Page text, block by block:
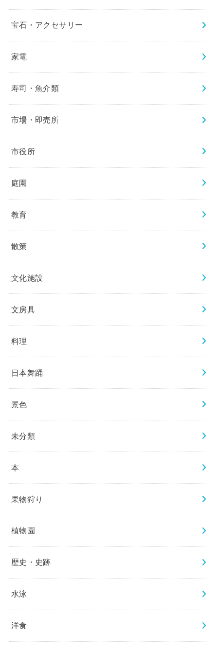
宝石・アクセサリー
家電
寿司・魚介類
市場・即売所
市役所
庭園
教育
散策
文化施設
文房具
料理
日本舞踊
景色
未分類
本
果物狩り
植物園
歴史・史跡
水泳
洋食